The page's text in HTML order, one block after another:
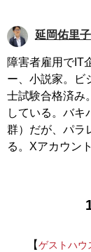
延岡佑里子
障害者雇用でIT
ー、小説家。ビ
士試験合格済み
している。バキ
群）だが、パラ
る。Xアカウン
【ゲストハウ